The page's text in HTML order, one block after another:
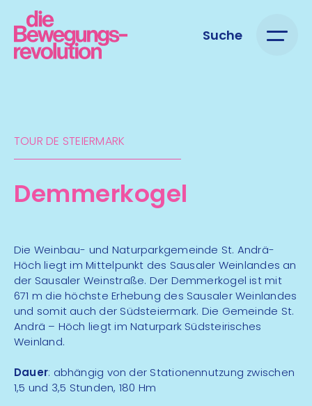
Suche
TOUR DE STEIERMARK​
Demmerkogel
Die Weinbau- und Naturparkgemeinde St. Andrä-
Höch liegt im Mittelpunkt des Sausaler Weinlandes an
der Sausaler Weinstraße. Der Demmerkogel ist mit
671 m die höchste Erhebung des Sausaler Weinlandes
und somit auch der Südsteiermark. Die Gemeinde St.
Andrä – Höch liegt im Naturpark Südsteirisches
Weinland.
Dauer: abhängig von der Stationennutzung zwischen
1,5 und 3,5 Stunden, 180 Hm